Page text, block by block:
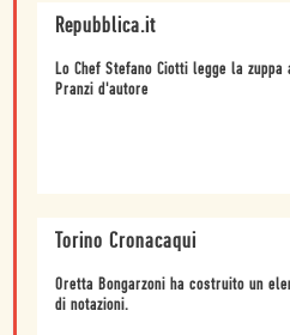
Repubblica.it
Lo Chef Stefano Ciotti legge la
Pranzi d'autore
Torino Cronacaqui
Oretta Bongarzoni ha costruito un
di notazioni.